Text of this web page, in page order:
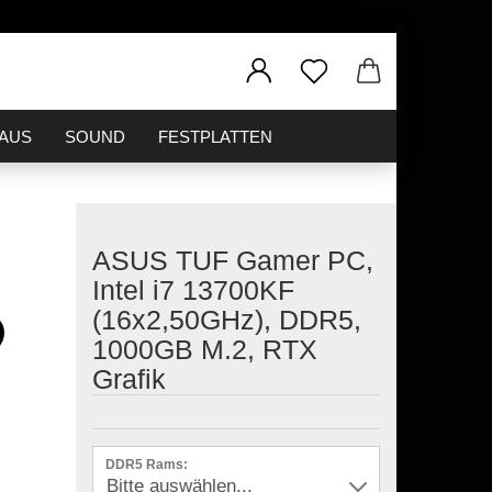
SOUND FESTPLATTEN
ASUS TUF Gamer PC,
Intel i7 13700KF
(16x2,50GHz), DDR5,
1000GB M.2, RTX
Grafik
DDR5 Rams: